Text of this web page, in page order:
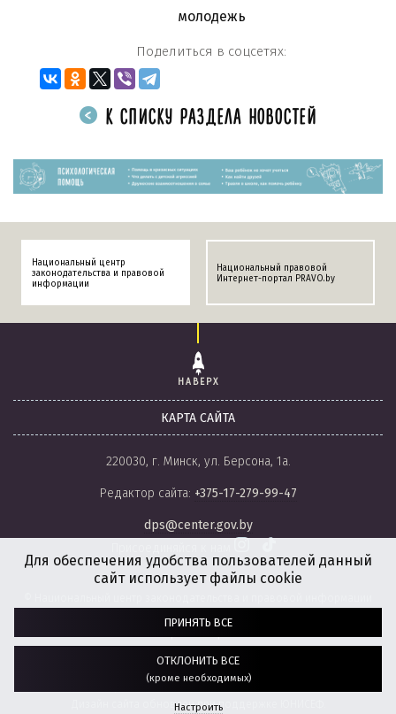
молодежь
Поделиться в соцсетях:
К СПИСКУ РАЗДЕЛА НОВОСТЕЙ
Национальный центр
законодательства и правовой
информации
Национальный правовой
Интернет-портал PRAVO.by
НАВЕРХ
КАРТА САЙТА
220030, г. Минск, ул. Берсона, 1а.
Редактор сайта: +375-17-279-99-47
dps@center.gov.by
Разработка сайта: агентство
“ГЕНШТАБ”
Дизайн сайта обновлен при поддержке ЮНИСЕФ.
Для обеспечения удобства пользователей данный
сайт использует файлы cookie
ПРИНЯТЬ ВСЕ
ОТКЛОНИТЬ ВСЕ
(кроме необходимых)
Настроить